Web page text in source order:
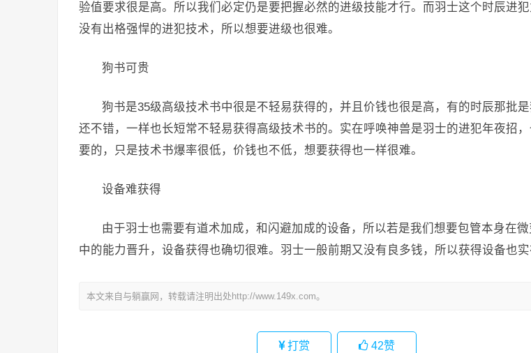
验值要求很是高。所以我们必定仍是要把握必然的进级技能才行。而羽士这个时辰进犯
没有出格强悍的进犯技术，所以想要进级也很难。
狗书可贵
狗书是35级高级技术书中很是不轻易获得的，并且价钱也很是高，有的时辰那批
还不错，一样也长短常不轻易获得高级技术书的。实在呼唤神兽是羽士的进犯年夜招
要的，只是技术书爆率很低，价钱也不低，想要获得也一样很难。
设备难获得
由于羽士也需要有道术加成，和闪避加成的设备，所以若是我们想要包管本身在
中的能力晋升，设备获得也确切很难。羽士一般前期又没有良多钱，所以获得设备也实
本文来自与躺赢网，转载请注明出处http://www.149x.com。
打赏 42赞